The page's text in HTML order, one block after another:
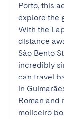
Porto, this
explore the
With the
distance
São Bento
incredibly
can travel
in
Roman and
moliceiro